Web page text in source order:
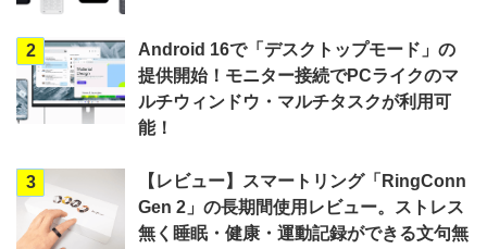
2
Android 16で「デスクトップモード」の
提供開始！モニター接続でPCライクのマ
ルチウィンドウ・マルチタスクが利用可
能！
3
【レビュー】スマートリング「RingConn
Gen 2」の長期間使用レビュー。ストレス
無く睡眠・健康・運動記録ができる文句無